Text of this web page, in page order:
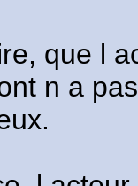
que l
n a